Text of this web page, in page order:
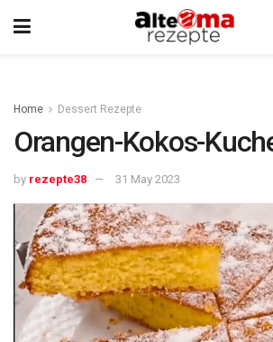
Home Dessert Rezepte
Orangen-Kokos-
by rezepte38 31 May 2023